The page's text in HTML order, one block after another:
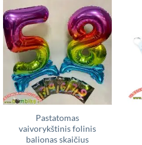
Pastatomas
vaivorykštinis folinis
balionas skaičius